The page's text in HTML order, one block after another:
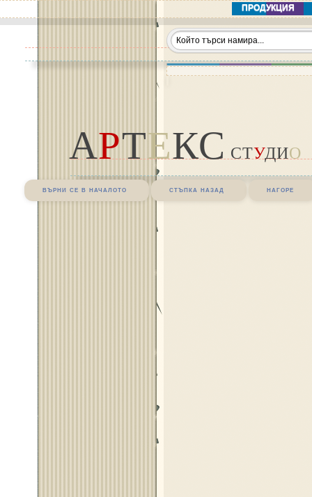
ПРОДУКЦИЯ
АРТЕКС СТУДИО
върни се в началото стъпка назад нагоре